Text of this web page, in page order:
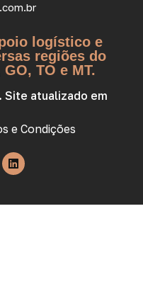
logístico e
regiões do
TO e MT.
atualizado em
e Condições